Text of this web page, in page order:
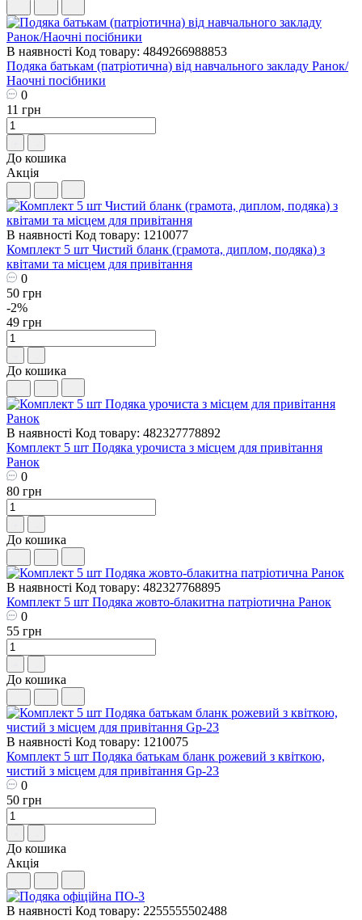
В наявності Код товару: 4849266988853
Подяка батькам (патріотична) від навчального закладу Ранок/
Наочні посібники
0
11 грн
До кошика
Акція
В наявності Код товару: 1210077
Комплект 5 шт Чистий бланк (грамота, диплом, подяка) з
квітами та місцем для привітання
0
50 грн
-2%
49 грн
До кошика
В наявності Код товару: 482327778892
Комплект 5 шт Подяка урочиста з місцем для привітання
Ранок
0
80 грн
До кошика
В наявності Код товару: 482327768895
Комплект 5 шт Подяка жовто-блакитна патріотична Ранок
0
55 грн
До кошика
В наявності Код товару: 1210075
Комплект 5 шт Подяка батькам бланк рожевий з квіткою,
чистий з місцем для привітання Gp-23
0
50 грн
До кошика
Акція
В наявності Код товару: 2255555502488